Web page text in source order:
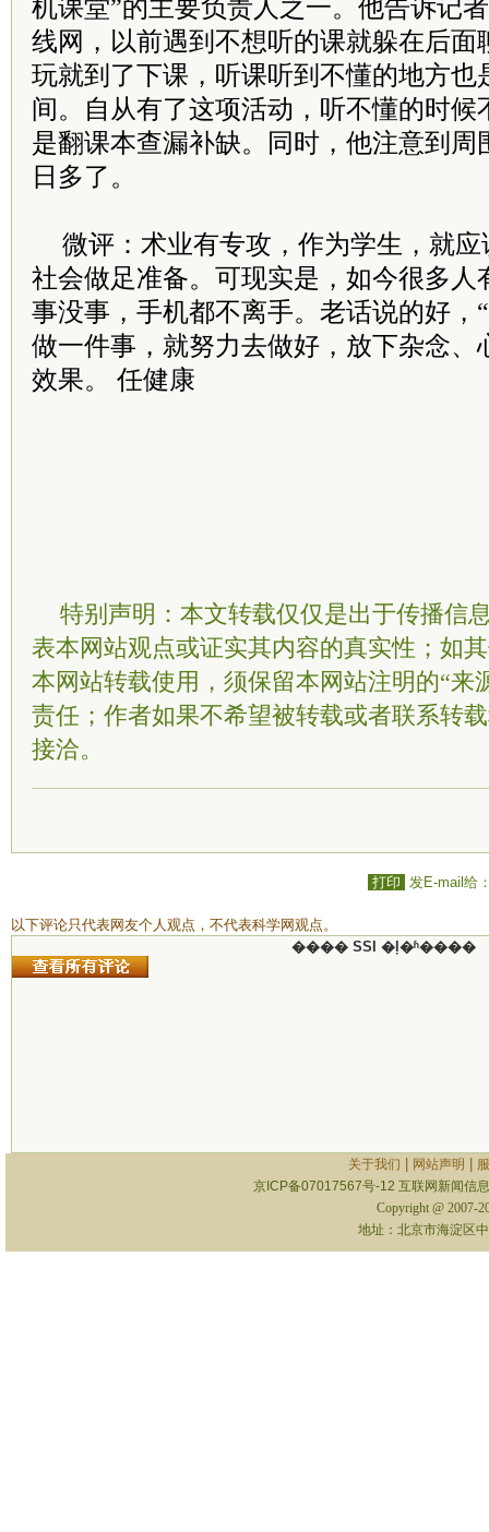
机课堂”的主要负责人之一。他告诉记
线网，以前遇到不想听的课就躲在后面
玩就到了下课，听课听到不懂的地方也
间。自从有了这项活动，听不懂的时候
是翻课本查漏补缺。同时，他注意到周
日多了。
微评：术业有专攻，作为学生，就
社会做足准备。可现实是，如今很多人
事没事，手机都不离手。老话说的好，
做一件事，就努力去做好，放下杂念、
效果。 任健康
特别声明：本文转载仅仅是出于传播信
表本网站观点或证实其内容的真实性；如
本网站转载使用，须保留本网站注明的“来
责任；作者如果不希望被转载或者联系转
接洽。
打印 发E-mail给
以下评论只代表网友个人观点，不代表科学网观点。
���� SSI �ļ�ʱ����
关于我们 网站声明
京ICP备07017567号-12 互联网新闻信
Copyright @ 2007-
地址：北京市海淀区